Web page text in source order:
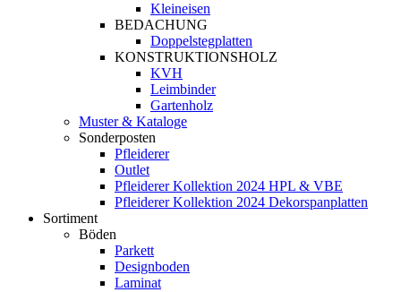
Kleineisen
BEDACHUNG
Doppelstegplatten
KONSTRUKTIONSHOLZ
KVH
Leimbinder
Gartenholz
Muster & Kataloge
Sonderposten
Pfleiderer
Outlet
Pfleiderer Kollektion 2024 HPL & VBE
Pfleiderer Kollektion 2024 Dekorspanplatten
Sortiment
Böden
Parkett
Designboden
Laminat